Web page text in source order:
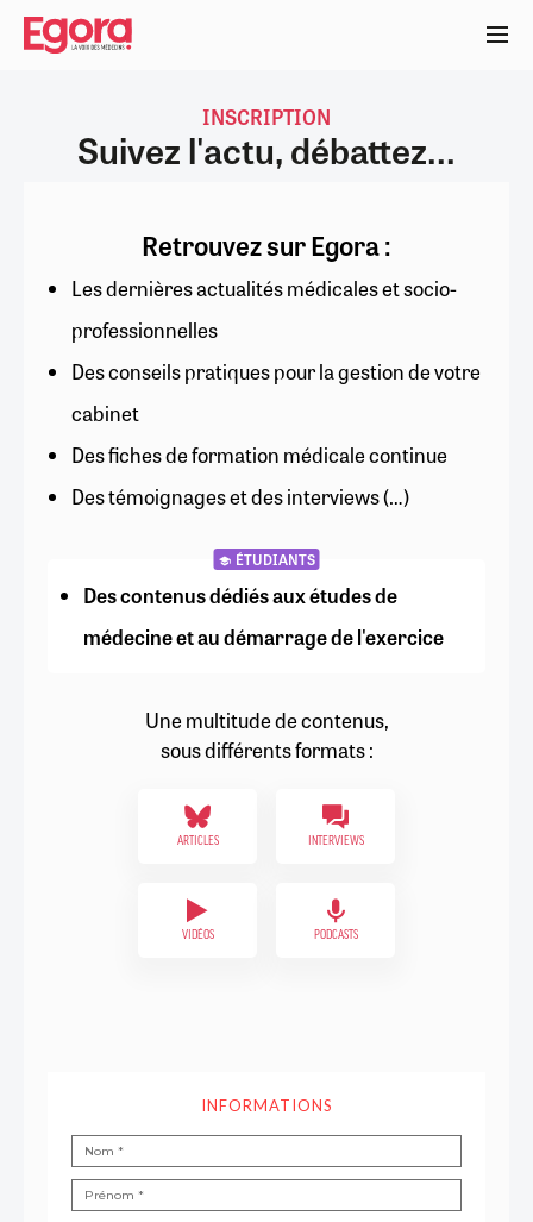
Aller
contenu
INSCRIPTION
Suivez l'actu, débattez...
Retrouvez sur Egora :
Les dernières actualités médicales et socio-
professionnelles
Des conseils pratiques pour la gestion de votre
cabinet
Des fiches de formation médicale continue
Des témoignages et des interviews (…)
ÉTUDIANTS
Des contenus dédiés aux études de
médecine et au démarrage de l'exercice
Une multitude de contenus,
sous différents formats :
ARTICLES INTERVIEWS
VIDÉOS PODCASTS